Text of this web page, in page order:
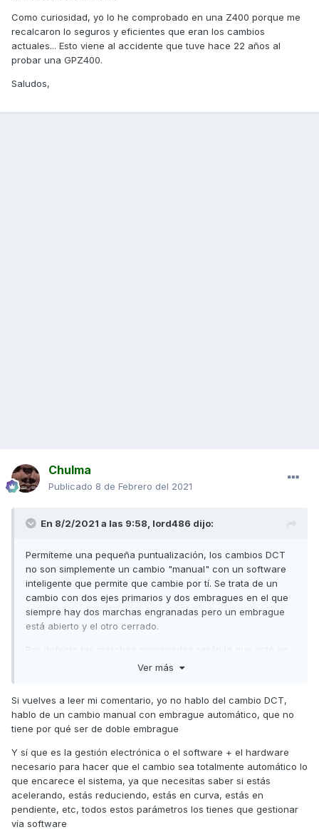
Como curiosidad, yo lo he comprobado en una Z400 porque me
recalcaron lo seguros y eficientes que eran los cambios
actuales... Esto viene al accidente que tuve hace 22 años al
probar una GPZ400.
Saludos,
Chulma
Publicado 8 de Febrero del 2021
En 8/2/2021 a las 9:58, lord486 dijo:
Permíteme una pequeña puntualización, los cambios DCT
no son simplemente un cambio "manual" con un software
inteligente que permite que cambie por tí. Se trata de un
cambio con dos ejes primarios y dos embragues en el que
siempre hay dos marchas engranadas pero un embrague
está abierto y el otro cerrado.
Por defecto las marchas engranadas serán la que esté en
uso y la superior, a menos que sea la 6ª y entonces estaría
es el que decide si la marcha que debe estar engranada (a
parte de la que está en uso) debe ser la superior o la
inferior.
Volviendo a los cambios manuales actuales, el hecho de
suprimir el pedal del cambio y poner dos levas en el
manillar, no creo que aporte realmente nada. De hecho, su
funcionamiento ya es secuencial y aunque nadie lo dice,
los cambios manuales actuales con embrague antirrebote
(la gestión electrónica se encarga de modificar el
Ver más
Si vuelves a leer mi comentario, yo no hablo del cambio DCT,
hablo de un cambio manual con embrague automático, que no
tiene por qué ser de doble embrague
Y sí que es la gestión electrónica o el software + el hardware
necesario para hacer que el cambio sea totalmente automático lo
que encarece el sistema, ya que necesitas saber si estás
acelerando, estás reduciendo, estás en curva, estás en
pendiente, etc, todos estos parámetros los tienes que gestionar
vía software